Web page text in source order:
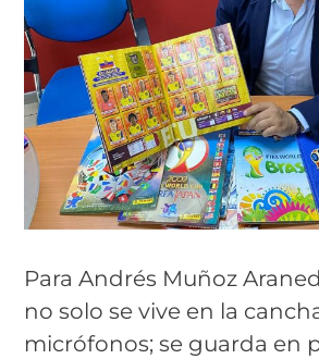
Para Andrés Muñoz
no solo se vive en la
micrófonos; se guarda en